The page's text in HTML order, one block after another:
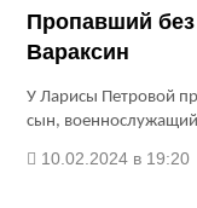
Пропавший без
Вараксин
У Ларисы Петровой
сын,
10.02.2024 в 19:20